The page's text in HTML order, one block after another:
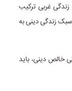
غربی ترکیب
سبک زندگی دینی به
خالص دینی، باید